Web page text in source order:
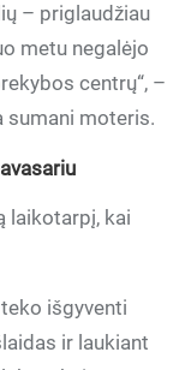
– priglaudžiau
metu negalėjo
centrų“, –
sumani moteris.
laikotarpį, kai
išgyventi
ir laukiant